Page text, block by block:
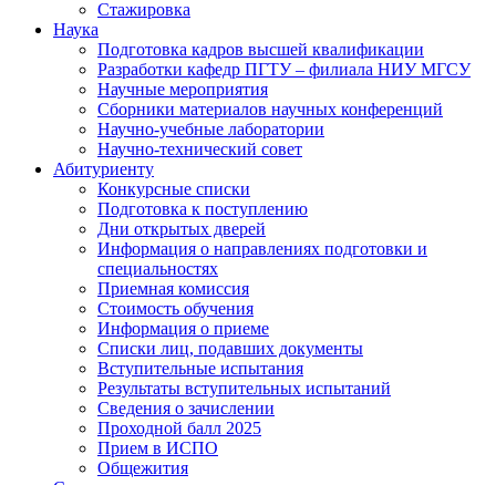
Стажировка
Наука
Подготовка кадров высшей квалификации
Разработки кафедр ПГТУ – филиала НИУ МГСУ
Научные мероприятия
Сборники материалов научных конференций
Научно-учебные лаборатории
Научно-технический совет
Абитуриенту
Конкурсные списки
Подготовка к поступлению
Дни открытых дверей
Информация о направлениях подготовки и
специальностях
Приемная комиссия
Стоимость обучения
Информация о приеме
Списки лиц, подавших документы
Вступительные испытания
Результаты вступительных испытаний
Сведения о зачислении
Проходной балл 2025
Прием в ИСПО
Общежития